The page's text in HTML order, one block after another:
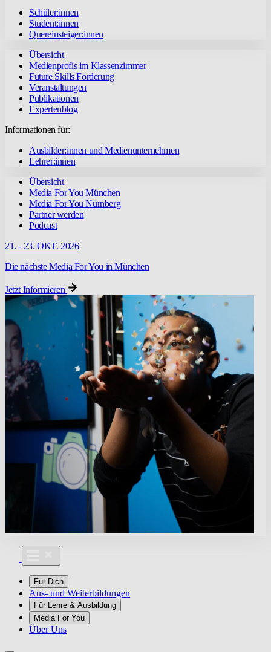
Schüler:innen
Student:innen
Quereinsteiger:innen
Übersicht
Medienprofis im Klassenzimmer
Future Skills Förderung
Veranstaltungen
Publikationen
Expertenblog
Informationen für:
Ausbilder:innen und Medienunternehmen
Lehrer:innen
Übersicht
Media For You München
Media For You Nürnberg
Partner werden
Podcast
21. - 23. OKT. 2026
Die nächste Media For You in München
Jetzt Informieren
Für Dich
Aus- und Weiterbildungen
Für Lehre & Ausbildung
Media For You
Über Uns